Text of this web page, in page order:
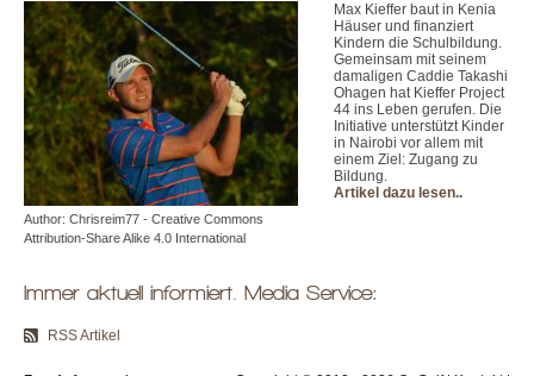
Author: Chrisreim77 - Creative Commons
Attribution-Share Alike 4.0 International
Max Kieffer baut in Kenia
Häuser und finanziert
Kindern die Schulbildung.
Gemeinsam mit seinem
damaligen Caddie Takashi
Ohagen hat Kieffer Project
44 ins Leben gerufen. Die
Initiative unterstützt Kinder
in Nairobi vor allem mit
einem Ziel: Zugang zu
Bildung.
Artikel dazu lesen..
Immer aktuell informiert. Media Service:
RSS Artikel